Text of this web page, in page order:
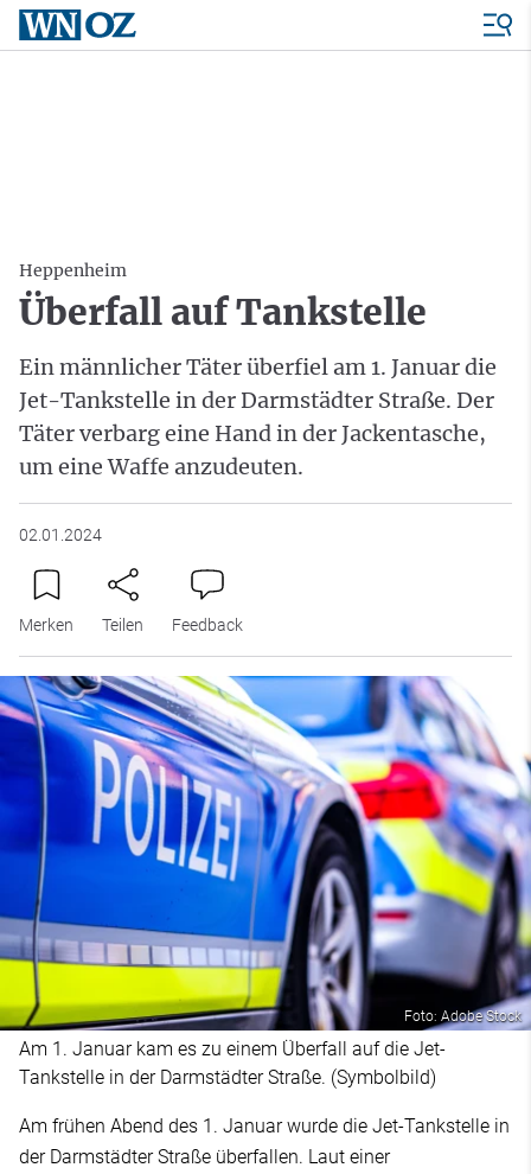
Heppenheim
Überfall auf Tankstelle
Ein männlicher Täter überfiel am 1. Januar die
Jet-Tankstelle in der Darmstädter Straße. Der
Täter verbarg eine Hand in der Jackentasche,
um eine Waffe anzudeuten.
02.01.2024
Merken Teilen Feedback
Foto: Adobe Stock
Am 1. Januar kam es zu einem Überfall auf die Jet-
Tankstelle in der Darmstädter Straße. (Symbolbild)
Am frühen Abend des 1. Januar wurde die Jet-Tankstelle in
der Darmstädter Straße überfallen. Laut einer